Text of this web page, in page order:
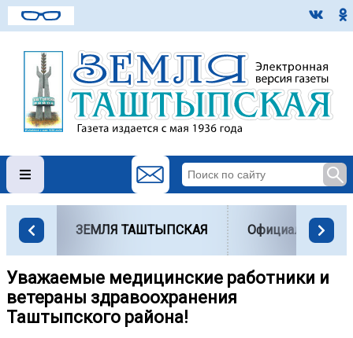
ЗЕМЛЯ ТАШТЫПСКАЯ Официально
Уважаемые медицинские работники и
ветераны здравоохранения
Таштыпского района!